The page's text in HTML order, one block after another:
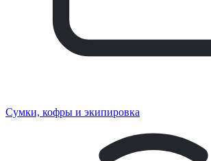
Сумки, кофры и экипировка